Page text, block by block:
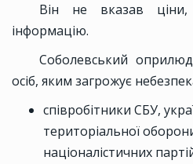
Він не вказав
інформацію.
Соболевський
осіб, яким загрожує
співробітники СБУ,
територіальної
націоналістичних